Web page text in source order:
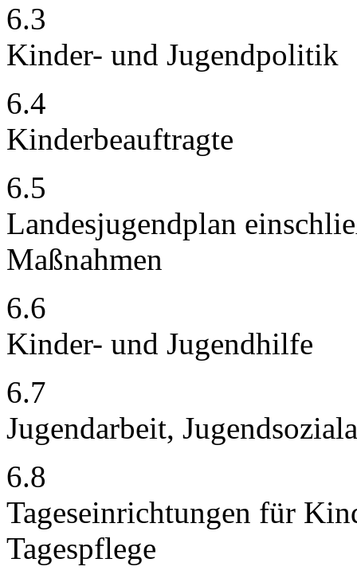
6.3
Kinder- und Jugendpolitik
6.4
Kinderbeauftragte
6.5
Landesjugendplan
Maßnahmen
6.6
Kinder- und Jugendhilfe
6.7
Jugendarbeit,
6.8
Tageseinrichtungen für
Tagespflege